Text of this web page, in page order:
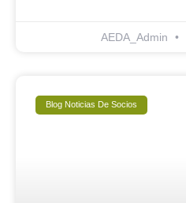
AEDA_Admin
Blog Noticias De Socios